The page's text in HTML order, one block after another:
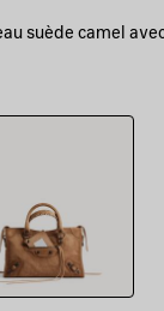
suède camel